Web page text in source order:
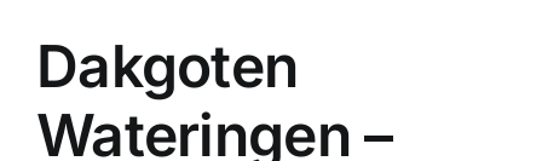
Dakgoten
Wateringen –